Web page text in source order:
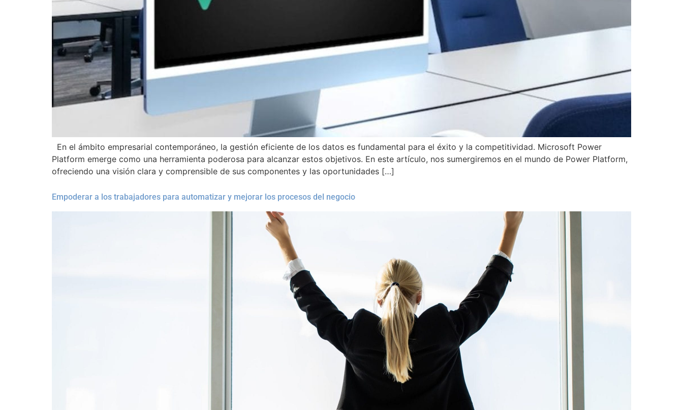
En el ámbito empresarial contemporáneo, la gestión eficiente de los datos es fundamental para el éxito y la competitividad. Microsoft Power
Platform emerge como una herramienta poderosa para alcanzar estos objetivos. En este artículo, nos sumergiremos en el mundo de Power Platform,
ofreciendo una visión clara y comprensible de sus componentes y las oportunidades […]
Empoderar a los trabajadores para automatizar y mejorar los procesos del negocio